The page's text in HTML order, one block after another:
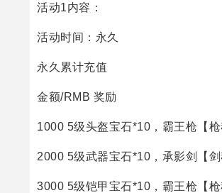
活动1内容：
活动时间：永久
永久累计充值
金额/RMB 奖励
1000 5级头盔宝石*10，霸王枪【
2000 5级武器宝石*10，承影剑【
3000 5级铠甲宝石*10，霸王枪【